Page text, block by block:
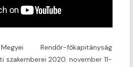
Rendőr-főkapitányság
szakemberei 2020. november 11-